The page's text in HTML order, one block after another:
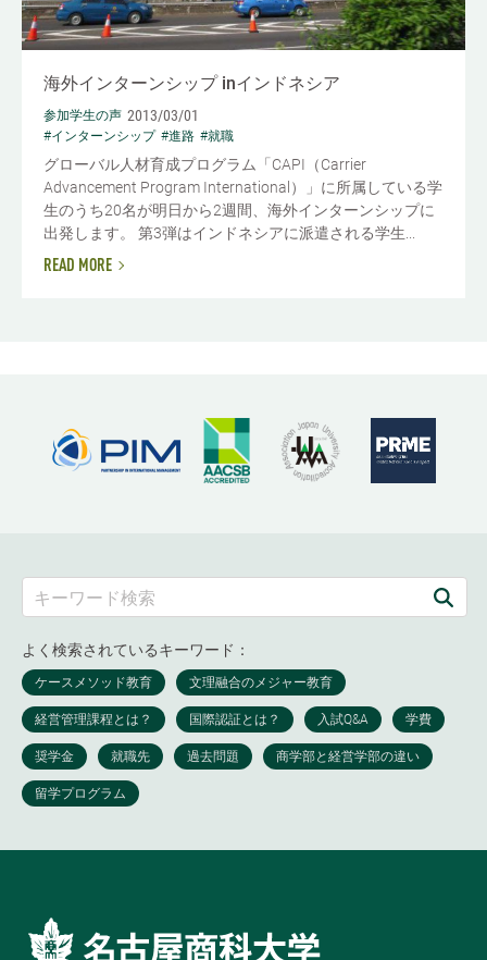
海外インターンシップ inインドネシア
参加学生の声 2013/03/01
#インターンシップ #進路 #就職
グローバル人材育成プログラム「CAPI（Carrier
Advancement Program International）」に所属している学
生のうち20名が明日から2週間、海外インターンシップに
出発します。 第3弾はインドネシアに派遣される学生...
READ MORE
よく検索されているキーワード：